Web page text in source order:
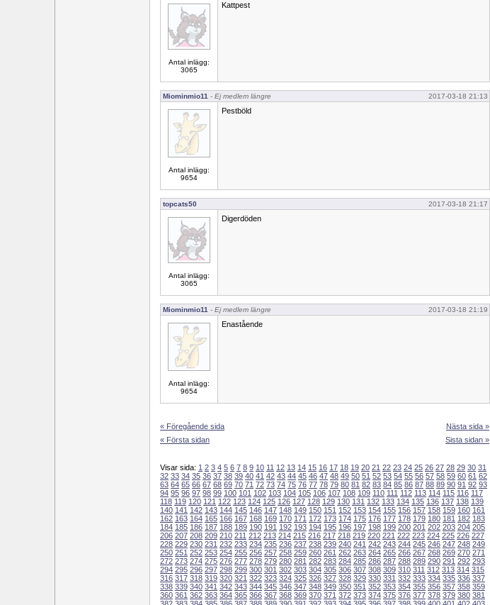
Antal inlägg:
3065
Kattpest
Miominmio11 - Ej medlem längre 2017-03-18 21:13
Antal inlägg:
9654
Pestböld
topcats50 2017-03-18 21:17
Antal inlägg:
3065
Digerdöden
Miominmio11 - Ej medlem längre 2017-03-18 21:19
Antal inlägg:
9654
Enastående
« Föregående sida
« Första sidan
Nästa sida »
Sista sidan »
Visar sida: 1 2 3 4 5 6 7 8 9 10 11 12 13 14 15 16 17 18 19 20 21 22 23 24 25 26 27 28 29 30 31
32 33 34 35 36 37 38 39 40 41 42 43 44 45 46 47 48 49 50 51 52 53 54 55 56 57 58 59 60 61 62
63 64 65 66 67 68 69 70 71 72 73 74 75 76 77 78 79 80 81 82 83 84 85 86 87 88 89 90 91 92 93
94 95 96 97 98 99 100 101 102 103 104 105 106 107 108 109 110 111 112 113 114 115 116 117
118 119 120 121 122 123 124 125 126 127 128 129 130 131 132 133 134 135 136 137 138 139
140 141 142 143 144 145 146 147 148 149 150 151 152 153 154 155 156 157 158 159 160 161
162 163 164 165 166 167 168 169 170 171 172 173 174 175 176 177 178 179 180 181 182 183
184 185 186 187 188 189 190 191 192 193 194 195 196 197 198 199 200 201 202 203 204 205
206 207 208 209 210 211 212 213 214 215 216 217 218 219 220 221 222 223 224 225 226 227
228 229 230 231 232 233 234 235 236 237 238 239 240 241 242 243 244 245 246 247 248 249
250 251 252 253 254 255 256 257 258 259 260 261 262 263 264 265 266 267 268 269 270 271
272 273 274 275 276 277 278 279 280 281 282 283 284 285 286 287 288 289 290 291 292 293
294 295 296 297 298 299 300 301 302 303 304 305 306 307 308 309 310 311 312 313 314 315
316 317 318 319 320 321 322 323 324 325 326 327 328 329 330 331 332 333 334 335 336 337
338 339 340 341 342 343 344 345 346 347 348 349 350 351 352 353 354 355 356 357 358 359
360 361 362 363 364 365 366 367 368 369 370 371 372 373 374 375 376 377 378 379 380 381